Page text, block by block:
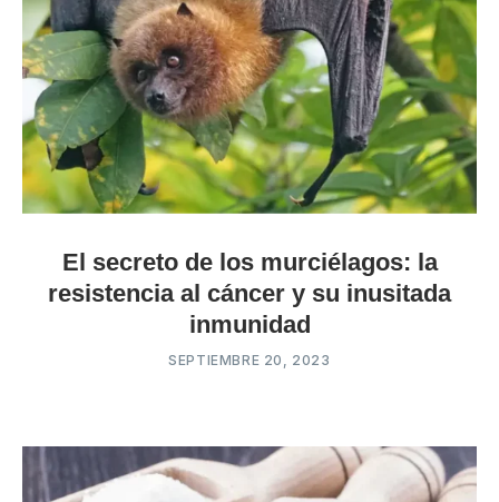
El secreto de los murciélagos: la
resistencia al cáncer y su inusitada
inmunidad
SEPTIEMBRE 20, 2023